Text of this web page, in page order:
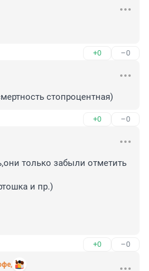
+0 –0
стопроцентная)
+0 –0
только забыли отметить
и пр.)
+0 –0